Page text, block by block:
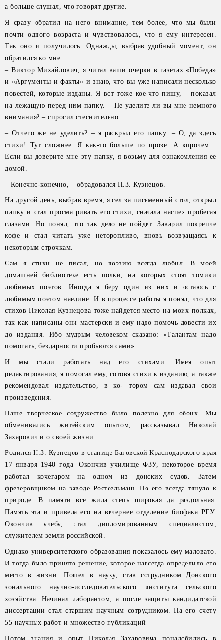
а больше слушал, что говорят другие.
Я сразу обратил на него внимание, тем более, что мы были
почти одного возраста и чувствовалось, что я ему интересен.
Так оно и получилось. Однажды, выбрав удобный момент, он
обратился ко мне:
– Виктор Михайлович, я читал ваши очерки в газетах «Победа»
и «Аргументы и факты» и знаю, что вы уже написали несколько
повестей, которые изданы. Я вот тоже кое-что пишу, – показал
на лежащую перед ним папку. – Не уделите ли вы мне немного
внимания? – спросил стеснительно.
– Отчего же не уделить? – я раскрыл его папку. – О, да здесь
стихи! Тут сложнее. Я как-то больше по прозе. А впрочем…
Если вы доверите мне эту папку, я возьму для ознакомления ее
домой.
– Конечно-конечно, – обрадовался Н.З. Кузнецов.
На другой день, выбрав время, я сел за письменный стол, открыл
папку и стал просматривать его стихи, сначала наспех пробегая
глазами. Но понял, что так дело не пойдет. Заварил покрепче
кофе и стал читать уже неторопливо, вновь возвращаясь к
некоторым строчкам.
Сам я стихи не писал, но поэзию всегда любил. В моей
домашней библиотеке есть полки, на которых стоят томики
любимых поэтов. Иногда я беру один из них и остаюсь с
любимым поэтом наедине. И в процессе работы я понял, что для
стихов Николая Кузнецова тоже найдется место на моих полках,
так как написаны они мастерски и ему надо помочь довести их
до издания. Ибо мудрым человеком сказано: «Талантам надо
помогать, бездарности пробьются сами».
И мы стали работать над его стихами. Имея опыт
редактирования, я помогал ему, готовя стихи к изданию, а также
рекомендовал издательство, в ко- тором сам издавал свои
произведения.
Наше творческое содружество было полезно для обоих. Мы
обменивались житейским опытом, рассказывал Николай
Захарович и о своей жизни.
Родился Н.З. Кузнецов в станице Баговской Краснодарского края
17 января 1940 года. Окончив училище ФЗУ, некоторое время
работал кочегаром на одном из донских судов. Затем
фрезеровщиком на заводе Ростсельмаш. Но его всегда тянуло к
природе. В памяти все жила степь широкая да раздольная.
Память эта и привела его на вечернее отделение биофака РГУ.
Окончив учебу, стал дипломированным специалистом,
служителем земли российской.
Однако университетского образования показалось ему маловато.
И тогда было принято решение, которое навсегда определило его
место в жизни. Пошел в науку, став сотрудником Донского
зонального научно-исследовательского института сельского
хозяйства. Начинал лаборантом, а после защиты кандидатской
диссертации стал старшим научным сотрудником. На его счету
55 научных работ и множество публикаций.
Потом знания и опыт Николая Захаровича понадобились в